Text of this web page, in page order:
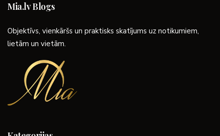
Mia.lv Blogs
Objektīvs, vienkāršs un praktisks skatījums uz notikumiem,
lietām un vietām.